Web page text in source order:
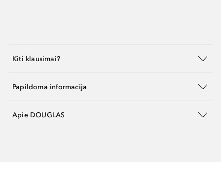
Kiti klausimai?
Papildoma informacija
Apie DOUGLAS